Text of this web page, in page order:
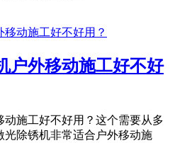
户外移动施工好不好
动施工好不好用？这个需要从多
光除锈机非常适合户外移动施